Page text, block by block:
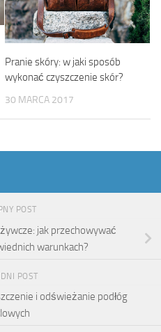
Pranie skóry: w jaki sposób
wykonać czyszczenie skór?
30 MARCA 2017
POST
jak przechowywać
warunkach?
POST
i odświeżanie podłóg